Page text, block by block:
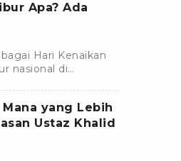
Apa? Ada
Hari Kenaikan
nasional di
yang Lebih
Ustaz Khalid